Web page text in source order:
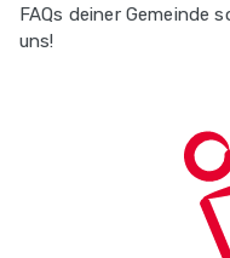
FAQs deiner Gemeinde
uns!